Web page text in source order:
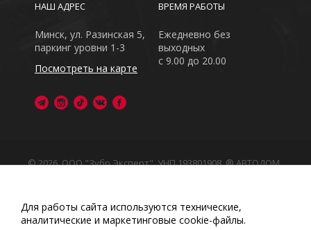
ВРЕМЯ РАБОТЫ
Ежедневно без
выходных
с 9.00 до 20.00
НАШ АДРЕС
Минск, ул. Разинская 5,
паркинг уровни 1-3
Посмотреть на карте
© 2026, ООО "Зубр Эксперт", УНП 193801908. ® АВТОДОМ
Обращаем Ваше внимание на то, что данный интернет-
сайт носит исключительно информационный характер
Любое использование либо копирование материалов
Для работы сайта используются технические,
аналитические и маркетинговые сооkіе-файлы.